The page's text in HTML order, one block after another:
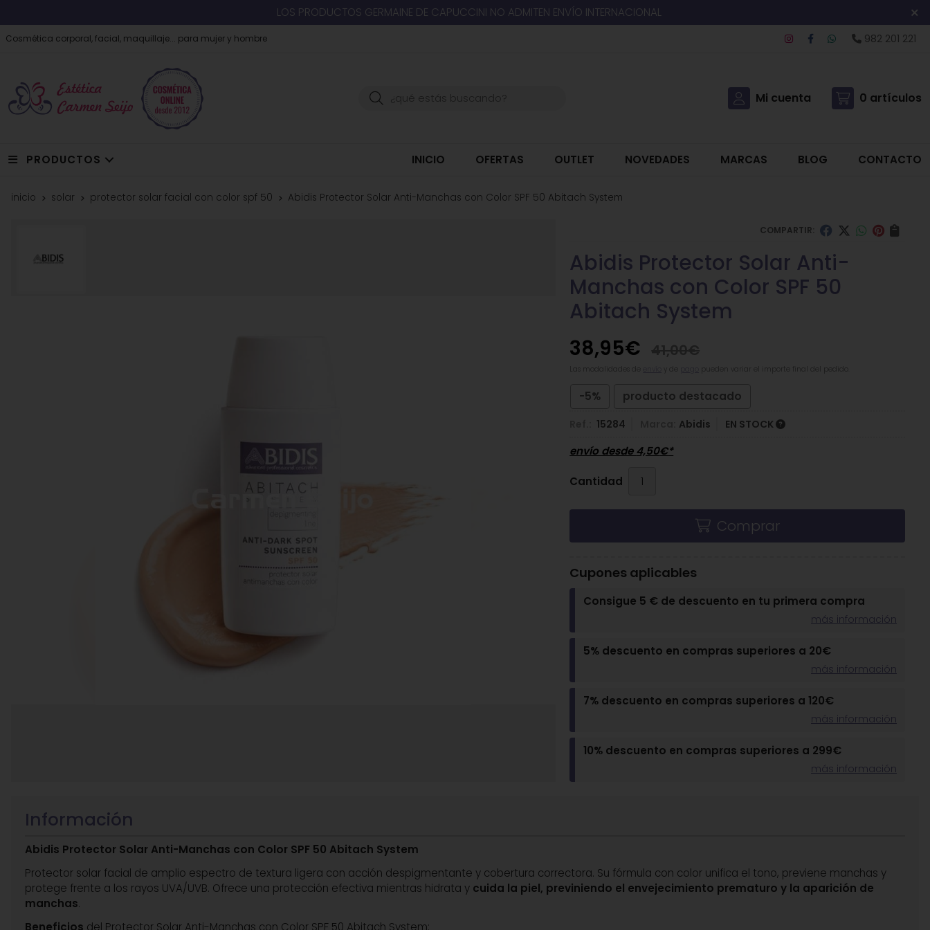
LOS PRODUCTOS GERMAINE DE CAPUCCINI NO ADMITEN ENVÍO INTERNACIONAL
Cosmética corporal, facial, maquillaje... para mujer y hombre 982 201 221
Buscar Mi cuenta 0 artículos
PRODUCTOS INICIO OFERTAS OUTLET NOVEDADES MARCAS BLOG CONTACTO
inicio solar protector solar facial con color spf 50 Abidis Protector Solar Anti-Manchas con Color SPF 50 Abitach System
COMPARTIR:
Abidis Protector Solar Anti-
Manchas con Color SPF 50
Abitach System
38,95€
pueden variar el importe final del pedido.
-5% producto destacado
15284 Abidis EN STOCK
envío desde4,50€*
Cantidad
Comprar
Cupones aplicables
Consigue 5 € de descuento en tu primera compra
más información
5% descuento en compras superiores a 20€
más información
7% descuento en compras superiores a 120€
más información
10% descuento en compras superiores a 299€
más información
Información
Abidis Protector Solar Anti-Manchas con Color SPF 50 Abitach System
Protector solar facial de amplio espectro de textura ligera con acción despigmentante y cobertura correctora. Su fórmula con color unifica el tono, previene manchas y
protege frente a los rayos UVA/UVB. Ofrece una protección efectiva mientras hidrata y cuida la piel, previniendo el envejecimiento prematuro y la aparición de
manchas.
Beneficios del Protector Solar Anti-Manchas con Color SPF 50 Abitach System: